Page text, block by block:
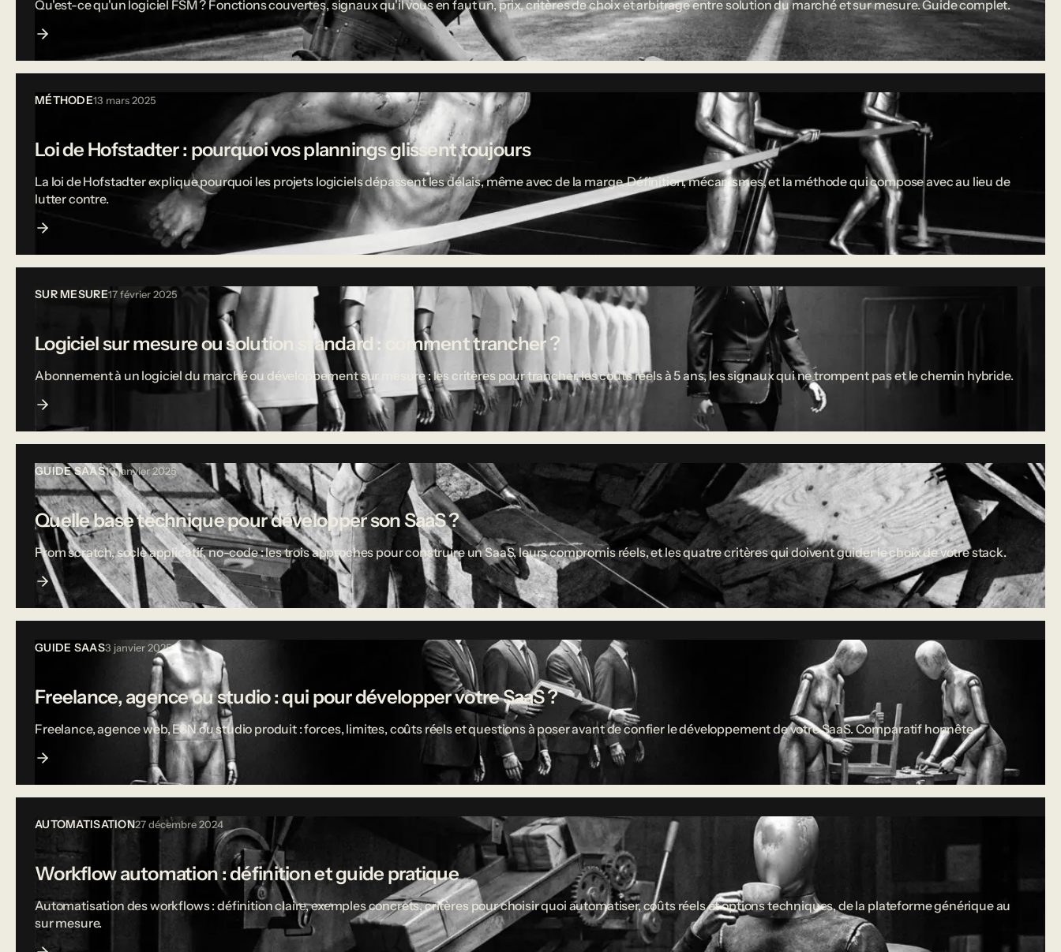
Qu'est-ce qu'un logiciel FSM ? Fonctions couvertes, signaux qu'il vous en faut un, prix, critères de choix et arbitrage entre solution du marché et sur mesure. Guide complet.
MÉTHODE13 mars 2025
Loi de Hofstadter : pourquoi vos plannings glissent toujours
La loi de Hofstadter explique pourquoi les projets logiciels dépassent les délais, même avec de la marge. Définition, mécanismes, et la méthode qui compose avec au lieu de
lutter contre.
SUR MESURE17 février 2025
Logiciel sur mesure ou solution standard : comment trancher ?
Abonnement à un logiciel du marché ou développement sur mesure : les critères pour trancher, les coûts réels à 5 ans, les signaux qui ne trompent pas et le chemin hybride.
GUIDE SAAS10 janvier 2025
Quelle base technique pour développer son SaaS ?
From scratch, socle applicatif, no-code : les trois approches pour construire un SaaS, leurs compromis réels, et les quatre critères qui doivent guider le choix de votre stack.
GUIDE SAAS3 janvier 2025
Freelance, agence ou studio : qui pour développer votre SaaS ?
Freelance, agence web, ESN ou studio produit : forces, limites, coûts réels et questions à poser avant de confier le développement de votre SaaS. Comparatif honnête.
AUTOMATISATION27 décembre 2024
Workflow automation : définition et guide pratique
Automatisation des workflows : définition claire, exemples concrets, critères pour choisir quoi automatiser, coûts réels et options techniques, de la plateforme générique au
sur mesure.